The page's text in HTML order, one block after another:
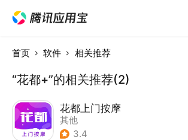
首页 软件 相关推荐
“花都+”的相关推荐(2)
花都上门按摩
其他
3.4